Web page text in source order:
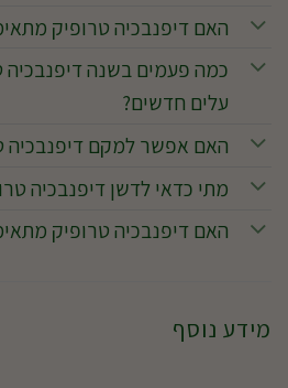
האם דיפנבכיה טרופיק
כמה פעמים בשנה
עלים חדשים?
האם אפשר למקם דיפנבכיה
מתי כדאי לדשן דיפנבכיה
האם דיפנבכיה טרופיק
מידע נוסף